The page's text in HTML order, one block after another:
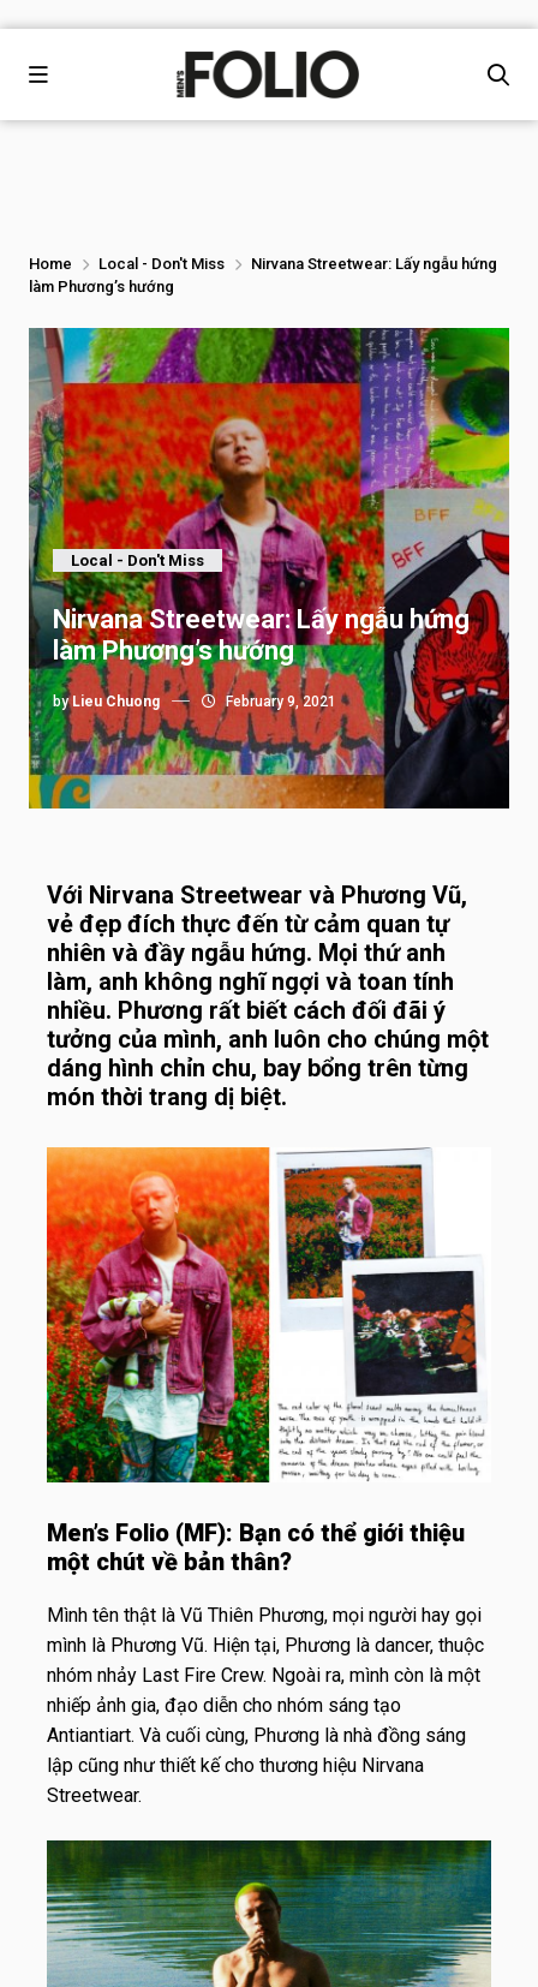
Home Local - Don't Miss
Nirvana Streetwear: Lấy ngẫu hứng
làm Phương’s hướng
Local - Don't Miss
Nirvana Streetwear: Lấy ngẫu hứng
làm Phương’s hướng
by Lieu Chuong February 9, 2021
Với Nirvana Streetwear và Phương Vũ,
vẻ đẹp đích thực đến từ cảm quan tự
nhiên và đầy ngẫu hứng. Mọi thứ anh
làm, anh không nghĩ ngợi và toan tính
nhiều. Phương rất biết cách đối đãi ý
tưởng của mình, anh luôn cho chúng một
dáng hình chỉn chu, bay bổng trên từng
món thời trang dị biệt.
Men’s Folio (MF): Bạn có thể giới thiệu
một chút về bản thân?
Mình tên thật là Vũ Thiên Phương, mọi người hay gọi
mình là Phương Vũ. Hiện tại, Phương là dancer, thuộc
nhóm nhảy Last Fire Crew. Ngoài ra, mình còn là một
nhiếp ảnh gia, đạo diễn cho nhóm sáng tạo
Antiantiart. Và cuối cùng, Phương là nhà đồng sáng
lập cũng như thiết kế cho thương hiệu Nirvana
Streetwear.